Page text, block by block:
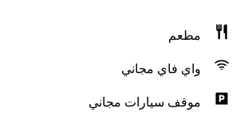
مطعم
واي فاي مجاني
موقف سيارات مجاني